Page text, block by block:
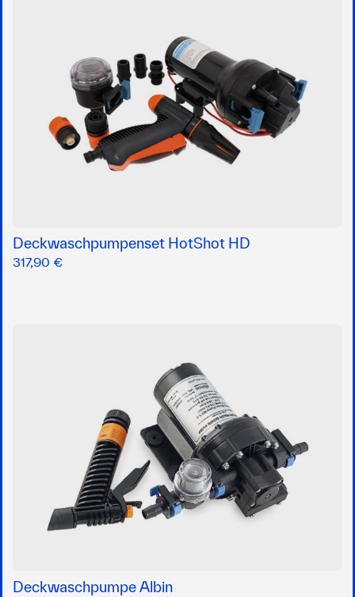
Deckwaschpumpenset HotShot HD
317,90 €
Deckwaschpumpe Albin